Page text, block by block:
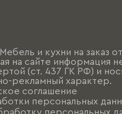
и кухни на заказ
на сайте информация
(ст. 437 ГК РФ) и
рекламный характер.
соглашение
персональных
персональных